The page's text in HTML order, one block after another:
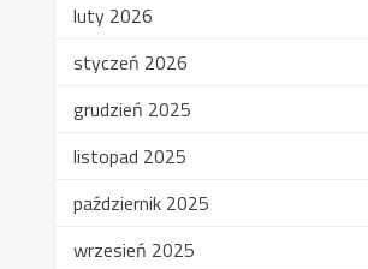
luty 2026
styczeń 2026
grudzień 2025
listopad 2025
październik 2025
wrzesień 2025